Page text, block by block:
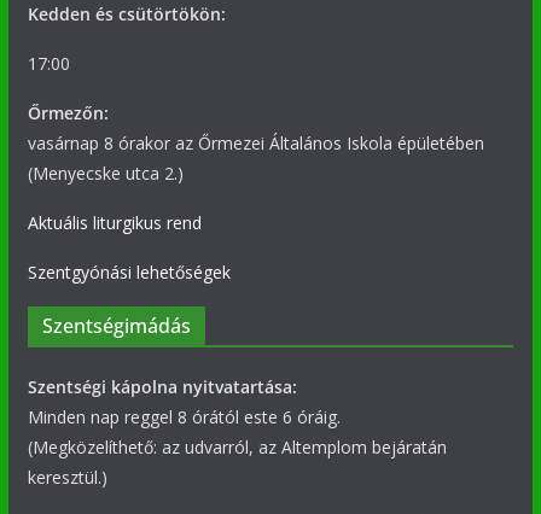
Kedden és csütörtökön:
17:00
Őrmezőn:
vasárnap 8 órakor az Őrmezei Általános Iskola épületében
(Menyecske utca 2.)
Aktuális liturgikus rend
Szentgyónási lehetőségek
Szentségimádás
Szentségi kápolna nyitvatartása:
Minden nap reggel 8 órától este 6 óráig.
(Megközelíthető: az udvarról, az Altemplom bejáratán
keresztül.)